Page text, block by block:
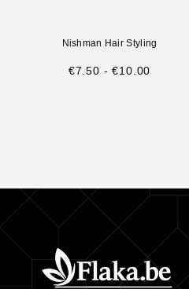
Nishman Hair Styling
€7.50 - €10.00